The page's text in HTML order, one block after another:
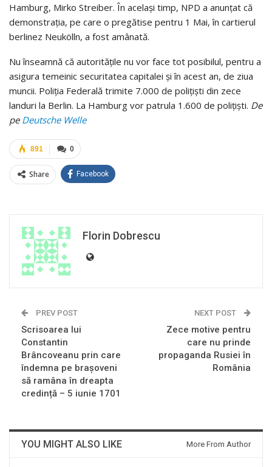
Hamburg, Mirko Streiber. În acelaşi timp, NPD a anunţat că
demonstraţia, pe care o pregătise pentru 1 Mai, în cartierul
berlinez Neukölln, a fost amânată.
Nu înseamnă că autorităţile nu vor face tot posibilul, pentru a
asigura temeinic securitatea capitalei şi în acest an, de ziua
muncii. Poliţia Federală trimite 7.000 de poliţişti din zece
landuri la Berlin. La Hamburg vor patrula 1.600 de poliţişti. De
pe Deutsche Welle
0
891
Share Facebook
Florin Dobrescu
PREV POST
Scrisoarea lui
Constantin
Brâncoveanu prin care
îndemna pe brașoveni
să ramâna în dreapta
credință – 5 iunie 1701
NEXT POST
Zece motive pentru
care nu prinde
propaganda Rusiei în
România
YOU MIGHT ALSO LIKE More From Author